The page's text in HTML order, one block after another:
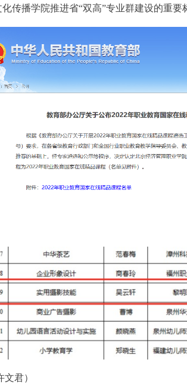
传播学院推进省“双高”专业群建设的重要
文君）